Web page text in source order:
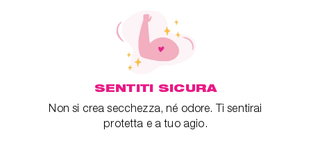
SENTITI SICURA
Non si crea secchezza, né odore. Ti sentirai
protetta e a tuo agio.